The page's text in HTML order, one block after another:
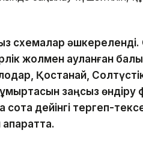
схемалар әшкереленді.
жолмен ауланған
Қостанай,
заңсыз өндіру
дейінгі тергеп-